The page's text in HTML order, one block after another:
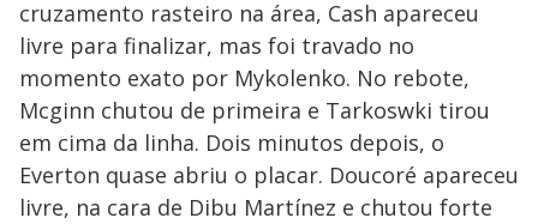
cruzamento rasteiro na área, Cash apareceu
livre para finalizar, mas foi travado no
momento exato por Mykolenko. No rebote,
Mcginn chutou de primeira e Tarkoswki tirou
em cima da linha. Dois minutos depois, o
Everton quase abriu o placar. Doucoré apareceu
livre, na cara de Dibu Martínez e chutou forte